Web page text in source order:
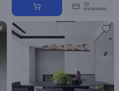
10
оплачено